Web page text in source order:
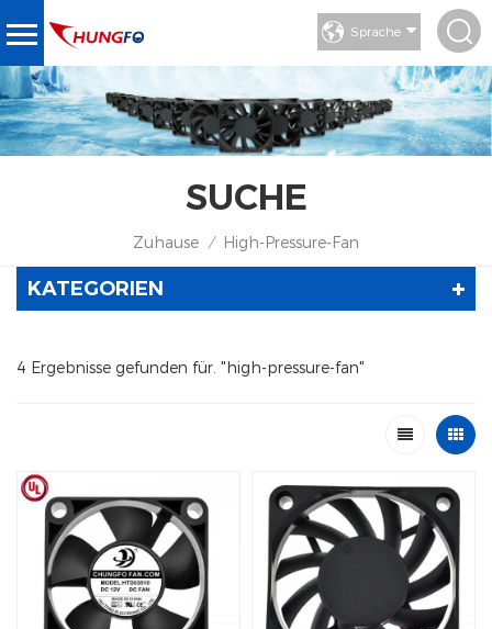
Sprache
SUCHE
Zuhause / High-Pressure-Fan
KATEGORIEN
4 Ergebnisse gefunden für. "high-pressure-fan"